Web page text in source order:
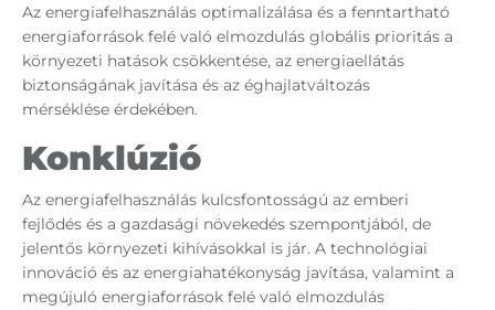
Az energiafelhasználás optimalizálása és a fenntartható
energiaforrások felé való elmozdulás globális prioritás a
környezeti hatások csökkentése, az energiaellátás
biztonságának javítása és az éghajlatváltozás
mérséklése érdekében.
Konklúzió
Az energiafelhasználás kulcsfontosságú az emberi
fejlődés és a gazdasági növekedés szempontjából, de
jelentős környezeti kihívásokkal is jár. A technológiai
innováció és az energiahatékonyság javítása, valamint a
megújuló energiaforrások felé való elmozdulás